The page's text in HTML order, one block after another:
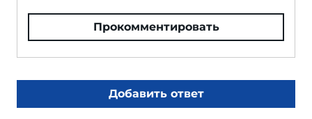
Прокомментировать
Добавить ответ